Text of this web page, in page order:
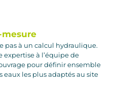
mesure
pas à un calcul hydraulique.
à l’équipe de
pour définir ensemble
eaux les plus adaptés au site